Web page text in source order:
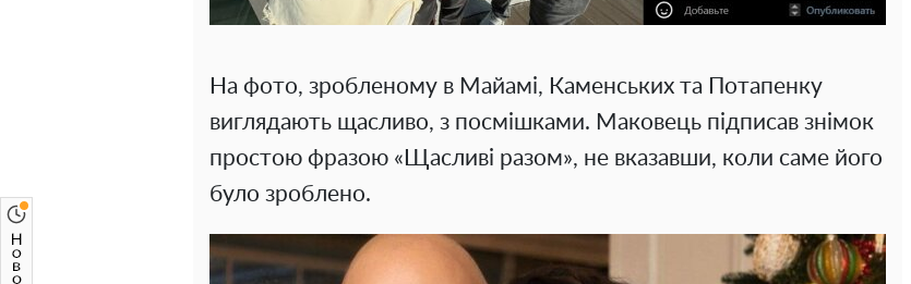
На фото, зробленому в Майамі, Каменських та Потапенку
виглядають щасливо, з посмішками. Маковець підписав знімок
простою фразою «Щасливі разом», не вказавши, коли саме його
було зроблено.